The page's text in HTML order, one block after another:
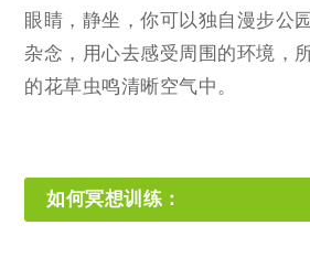
眼睛，静坐，你可以独自漫步公
杂念，用心去感受周围的环境，
的花草虫鸣清晰空气中。
如何冥想训练：